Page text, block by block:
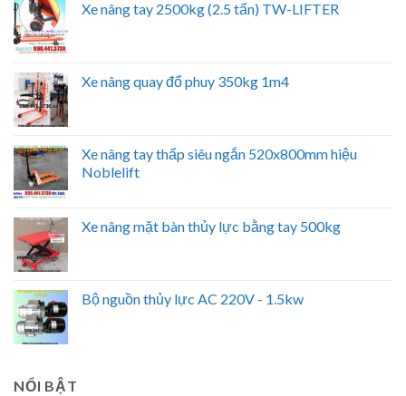
Xe nâng tay 2500kg (2.5 tấn) TW-LIFTER
Xe nâng quay đổ phuy 350kg 1m4
Xe nâng tay thấp siêu ngắn 520x800mm hiệu
Noblelift
Xe nâng mặt bàn thủy lực bằng tay 500kg
Bộ nguồn thủy lực AC 220V - 1.5kw
NỔI BẬT